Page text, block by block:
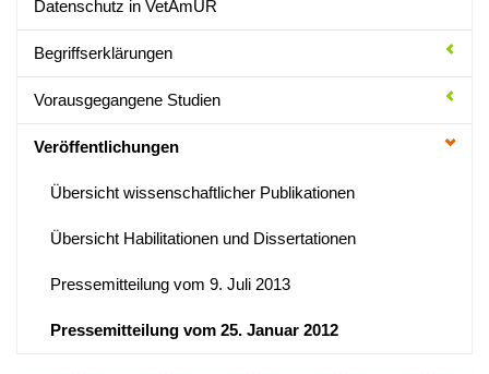
Datenschutz in VetAmUR
Begriffserklärungen
Vorausgegangene Studien
Veröffentlichungen
Übersicht wissenschaftlicher Publikationen
Übersicht Habilitationen und Dissertationen
Pressemitteilung vom 9. Juli 2013
Pressemitteilung vom 25. Januar 2012